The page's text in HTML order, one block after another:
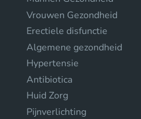
Vrouwen Gezondheid
Erectiele disfunctie
Algemene gezondheid
Hypertensie
Antibiotica
Huid Zorg
Pijnverlichting